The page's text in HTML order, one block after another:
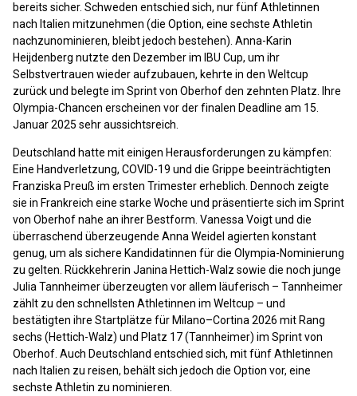
bereits sicher. Schweden entschied sich, nur fünf Athletinnen
nach Italien mitzunehmen (die Option, eine sechste Athletin
nachzunominieren, bleibt jedoch bestehen). Anna-Karin
Heijdenberg nutzte den Dezember im IBU Cup, um ihr
Selbstvertrauen wieder aufzubauen, kehrte in den Weltcup
zurück und belegte im Sprint von Oberhof den zehnten Platz. Ihre
Olympia-Chancen erscheinen vor der finalen Deadline am 15.
Januar 2025 sehr aussichtsreich.
Deutschland hatte mit einigen Herausforderungen zu kämpfen:
Eine Handverletzung, COVID-19 und die Grippe beeinträchtigten
Franziska Preuß im ersten Trimester erheblich. Dennoch zeigte
sie in Frankreich eine starke Woche und präsentierte sich im Sprint
von Oberhof nahe an ihrer Bestform. Vanessa Voigt und die
überraschend überzeugende Anna Weidel agierten konstant
genug, um als sichere Kandidatinnen für die Olympia-Nominierung
zu gelten. Rückkehrerin Janina Hettich-Walz sowie die noch junge
Julia Tannheimer überzeugten vor allem läuferisch – Tannheimer
zählt zu den schnellsten Athletinnen im Weltcup – und
bestätigten ihre Startplätze für Milano–Cortina 2026 mit Rang
sechs (Hettich-Walz) und Platz 17 (Tannheimer) im Sprint von
Oberhof. Auch Deutschland entschied sich, mit fünf Athletinnen
nach Italien zu reisen, behält sich jedoch die Option vor, eine
sechste Athletin zu nominieren.